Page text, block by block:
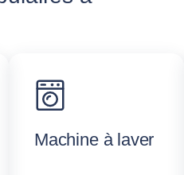
Machine à laver